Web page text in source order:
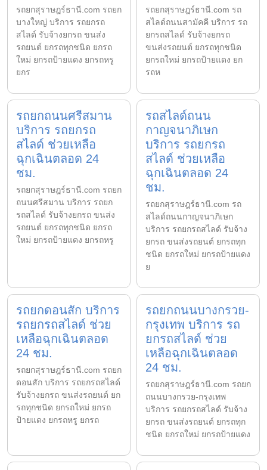
รถยกสุราษฎร์ธานี.com รถยก
บางใหญ่ บริการ รถยกรถ
สไลด์ รับจ้างยกรถ ขนส่ง
รถยนต์ ยกรถทุกชนิด ยกรถ
ใหม่ ยกรถป้ายแดง ยกรถหรู
ยกร
รถยกสุราษฎร์ธานี.com รถ
สไลด์ถนนสามัคคี บริการ รถ
ยกรถสไลด์ รับจ้างยกรถ
ขนส่งรถยนต์ ยกรถทุกชนิด
ยกรถใหม่ ยกรถป้ายแดง ยก
รถห
รถยกถนนศรีสมาน
บริการ รถยกรถ
สไลด์ ช่วยเหลือ
ฉุกเฉินตลอด 24
ชม.
รถยกสุราษฎร์ธานี.com รถยก
ถนนศรีสมาน บริการ รถยก
รถสไลด์ รับจ้างยกรถ ขนส่ง
รถยนต์ ยกรถทุกชนิด ยกรถ
ใหม่ ยกรถป้ายแดง ยกรถหรู
รถสไลด์ถนน
กาญจนาภิเษก
บริการ รถยกรถ
สไลด์ ช่วยเหลือ
ฉุกเฉินตลอด 24
ชม.
รถยกสุราษฎร์ธานี.com รถ
สไลด์ถนนกาญจนาภิเษก
บริการ รถยกรถสไลด์ รับจ้าง
ยกรถ ขนส่งรถยนต์ ยกรถทุก
ชนิด ยกรถใหม่ ยกรถป้ายแดง
ย
รถยกดอนสัก บริการ
รถยกรถสไลด์ ช่วย
เหลือฉุกเฉินตลอด
24 ชม.
รถยกสุราษฎร์ธานี.com รถยก
ดอนสัก บริการ รถยกรถสไลด์
รับจ้างยกรถ ขนส่งรถยนต์ ยก
รถทุกชนิด ยกรถใหม่ ยกรถ
ป้ายแดง ยกรถหรู ยกรถ
รถยกถนนบางกรวย-
กรุงเทพ บริการ รถ
ยกรถสไลด์ ช่วย
เหลือฉุกเฉินตลอด
24 ชม.
รถยกสุราษฎร์ธานี.com รถยก
ถนนบางกรวย-กรุงเทพ
บริการ รถยกรถสไลด์ รับจ้าง
ยกรถ ขนส่งรถยนต์ ยกรถทุก
ชนิด ยกรถใหม่ ยกรถป้ายแดง